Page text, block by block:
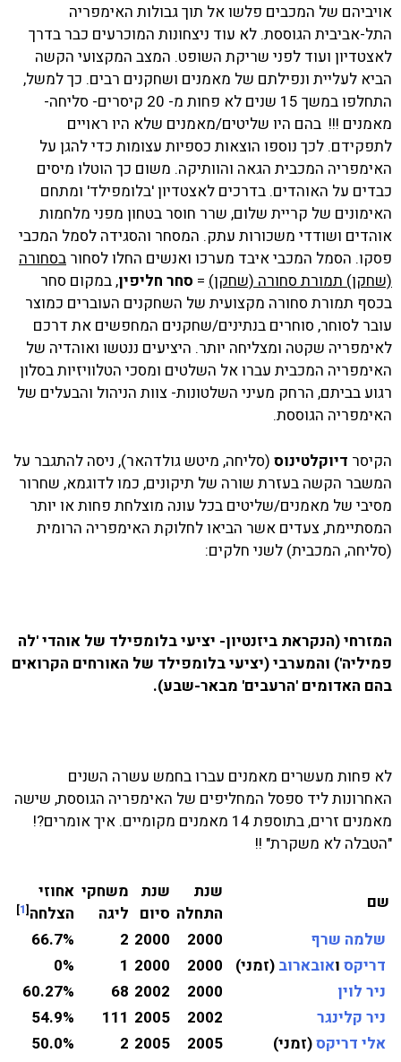
אויביהם של המכבים פלשו אל תוך גבולות האימפריה
התל-אביבית הגוססת. לא עוד ניצחונות המוכרעים כבר בדרך
לאצטדיון ועוד לפני שריקת השופט. המצב המקצועי הקשה
הביא לעליית ונפילתם של מאמנים ושחקנים רבים. כך למשל,
התחלפו במשך 15 שנים לא פחות מ- 20 קיסרים- סליחה-
מאמנים !!! בהם היו שליטים/מאמנים שלא היו ראויים
לתפקידם. לכך נוספו הוצאות כספיות עצומות כדי להגן על
האימפריה המכבית הגאה והוותיקה. משום כך הוטלו מיסים
כבדים על האוהדים. בדרכים לאצטדיון 'בלומפילד' ומתחם
האימונים של קריית שלום, שרר חוסר בטחון מפני מלחמות
אוהדים ושודדי משכורות עתק. המסחר והסגידה לסמל המכבי
פסקו. הסמל המכבי איבד מערכו ואנשים החלו לסחור בסחורה
(שחקן) תמורת סחורה (שחקן) = סחר חליפין, במקום סחר
בכסף תמורת סחורה מקצועית של השחקנים העוברים כמוצר
עובר לסוחר, סוחרים בנתינים/שחקנים המחפשים את דרכם
לאימפריה שקטה ומצליחה יותר. היציעים ננטשו ואוהדיה של
האימפריה המכבית עברו אל השלטים ומסכי הטלוויזיות בסלון
רגוע בביתם, הרחק מעיני השלטונות- צוות הניהול והבעלים של
האימפריה הגוססת.
הקיסר דיוקלטינוס (סליחה, מיטש גולדהאר), ניסה להתגבר על
המשבר הקשה בעזרת שורה של תיקונים, כמו לדוגמא, שחרור
מסיבי של מאמנים/שליטים בכל עונה מוצלחת פחות או יותר
המסתיימת, צעדים אשר הביאו לחלוקת האימפריה הרומית
(סליחה, המכבית) לשני חלקים:
המזרחי (הנקראת ביזנטיון- יציעי בלומפילד של אוהדי 'לה
פמיליה') והמערבי (יציעי בלומפילד של האורחים הקרואים
בהם האדומים 'הרעבים' מבאר-שבע).
לא פחות מעשרים מאמנים עברו בחמש עשרה השנים
האחרונות ליד ספסל המחליפים של האימפריה הגוססת, שישה
מאמנים זרים, בתוספת 14 מאמנים מקומיים. איך אומרים?!
"הטבלה לא משקרת" !!
שם
שנת
התחלה
שנת
סיום
משחקי
ליגה
אחוזי
הצלחה[
1
]
שלמה שרף 2000
2000
2
66.7%
דריקס ואובארוב (זמני)
2000
2000
1
0%
ניר לוין
2000
2002
68
60.27%
ניר קלינגר
2002
2005
111
54.9%
אלי דריקס(זמני)
2005
2005
2
50.0%